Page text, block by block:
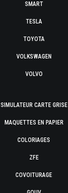
SMART
TESLA
TOYOTA
VOLKSWAGEN
VOLVO
SIMULATEUR CARTE GRISE
MAQUETTES EN PAPIER
COLORIAGES
ZFE
COVOITURAGE